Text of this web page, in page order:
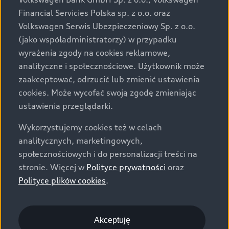
za dopłatą. Wiążące ustalenie ceny, wyposażenia i
specyfikacji pojazdu następują w umowie sprzedaży, a
określenie parametrów technicznych zawiera
świadectwo homologacji typu pojazdu. Zastrzegamy
sobie prawo do zmian i pomyłek. Wszelkie informacje
prezentowane na stronie są aktualne na dzień ich
zamieszczania. W celu uzyskania najnowszych
informacji prosimy kontaktować się z Partnerem Marki
Audi.
Wszystkie produkowane obecnie samochody marki Audi
są wykonywane z materiałów spełniających pod
względem możliwości odzysku i recyklingu wymagania
określone w normie ISO 22628 i są zgodne z
europejskimi świadectwami homologacji wydanymi wg
o.o. podlega obowiązkowi zapewnienia wszystkim
użytkownikom samochodów marki Volkswagen sieci
Financial Servicies Polska sp. z o.o. oraz
Volkswagen Serwis Ubezpieczeniowy Sp. z o.o.
(jako współadministratorzy) w przypadku
wyrażenia zgody na cookies reklamowe,
analityczne i społecznościowe. Użytkownik może
zaakceptować, odrzucić lub zmienić ustawienia
cookies. Może wycofać swoją zgodę zmieniając
ustawienia przeglądarki.
Wykorzystujemy cookies też w celach
analitycznych, marketingowych,
społecznościowych i do personalizacji treści na
stronie. Więcej w Polityce prywatności oraz
Polityce plików cookies.
Akceptuję